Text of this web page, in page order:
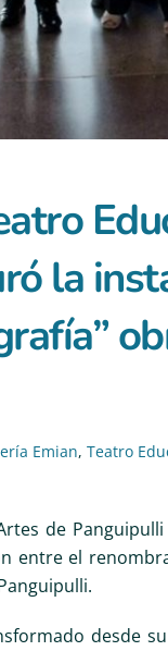
la
Emian,Teatro
de
entre el
desde